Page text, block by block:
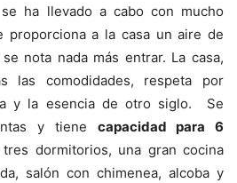
ha llevado a cabo con mucho
proporciona a la casa un aire de
nota nada más entrar. La casa,
las comodidades, respeta por
y la esencia de otro siglo. Se
y tiene capacidad para 6
dormitorios, una gran cocina
salón con chimenea, alcoba y